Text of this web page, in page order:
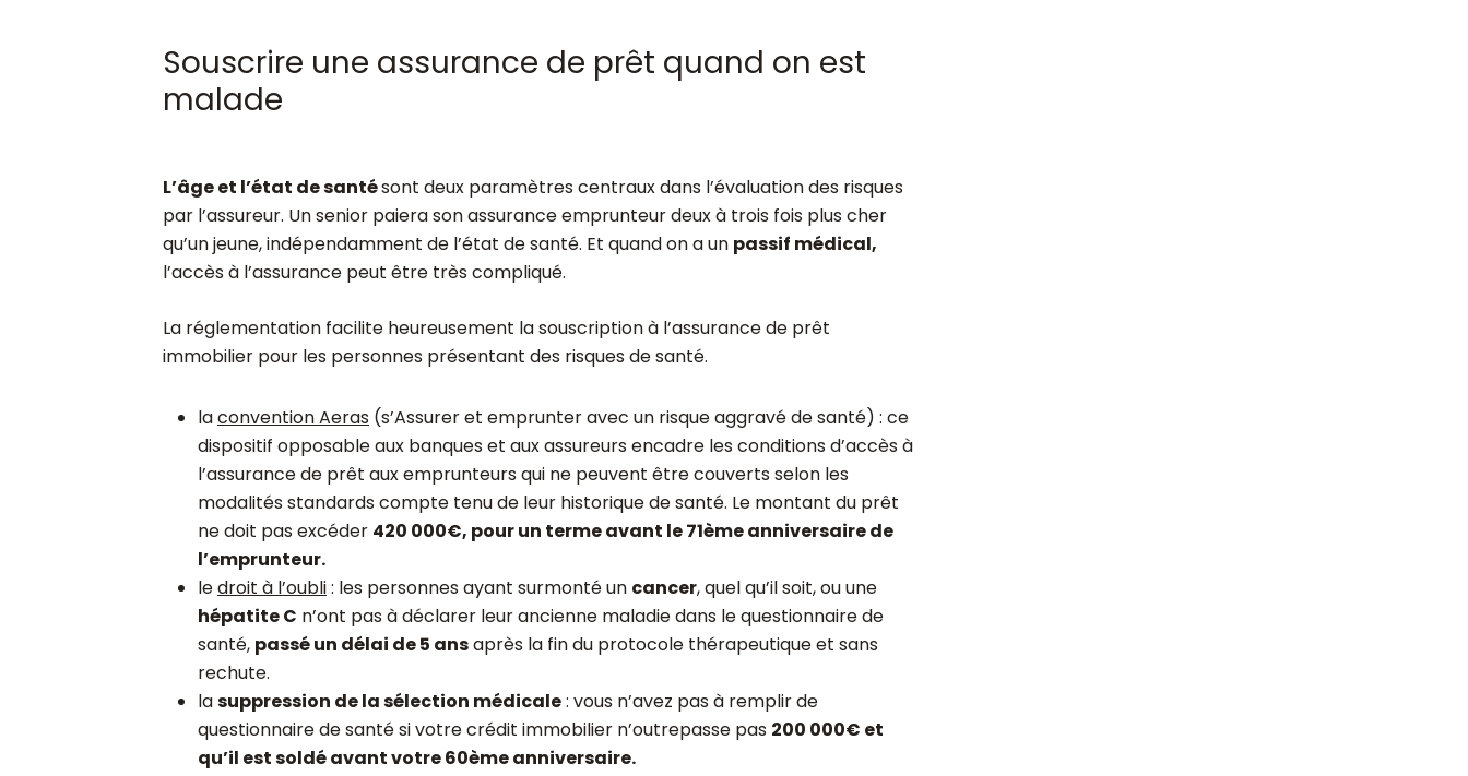
Souscrire une assurance de prêt quand on est
malade
L’âge et l’état de santésont deux paramètres centraux dans l’évaluation des risques
par l’assureur. Un senior paiera son assurance emprunteur deux à trois fois plus cher
qu’un jeune, indépendamment de l’état de santé. Et quand on a un passif médical,
l’accès à l’assurance peut être très compliqué.
La réglementation facilite heureusement la souscription à l’assurance de prêt
immobilier pour les personnes présentant des risques de santé.
laconvention Aeras (s’Assurer et emprunter avec un risque aggravé de santé) : ce
dispositif opposable aux banques et aux assureurs encadre les conditions d’accès à
l’assurance de prêt aux emprunteurs qui ne peuvent être couverts selon les
modalités standards compte tenu de leur historique de santé. Le montant du prêt
ne doit pas excéder 420 000€, pour un terme avant le 71ème anniversaire de
l’emprunteur.
ledroit à l’oubli: les personnes ayant surmonté un cancer, quel qu’il soit, ou une
hépatite C n’ont pas à déclarer leur ancienne maladie dans le questionnaire de
santé, passé un délai de 5 ansaprès la fin du protocole thérapeutique et sans
rechute.
lasuppression de la sélection médicale: vous n’avez pas à remplir de
questionnaire de santé si votre crédit immobilier n’outrepasse pas 200 000€ et
qu’il est soldé avant votre 60ème anniversaire.